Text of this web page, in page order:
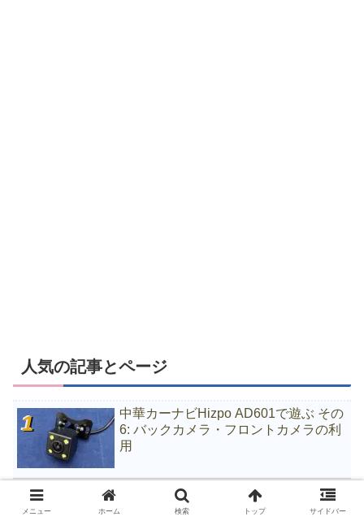
人気の記事とページ
中華カーナビHizpo AD601で遊ぶ その
6: バックカメラ・フロントカメラの利
用
中華スマートウォッチ No.1 S9で遊ぶ
その3: スマホ側のセットアップ
メニュー ホーム 検索 トップ サイドバー